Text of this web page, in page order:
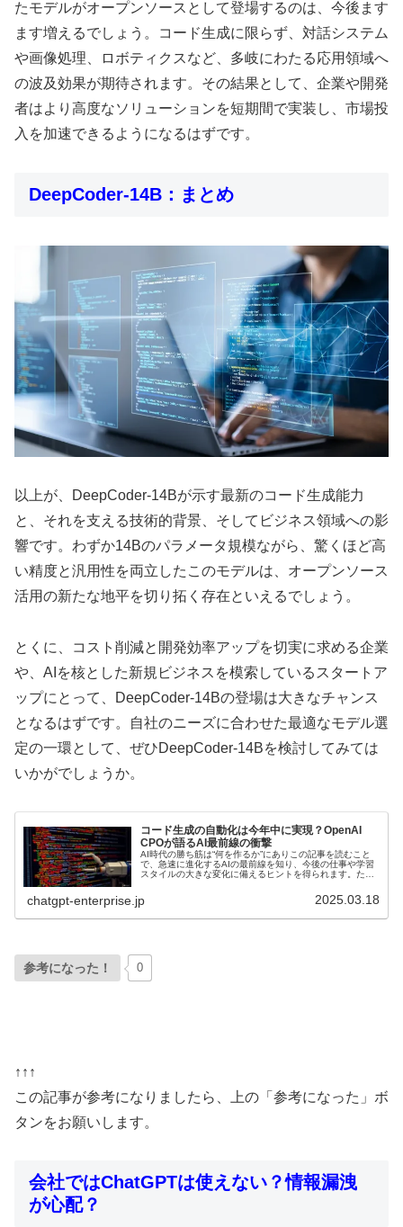
たモデルがオープンソースとして登場するのは、今後ます
ます増えるでしょう。コード生成に限らず、対話システム
や画像処理、ロボティクスなど、多岐にわたる応用領域へ
の波及効果が期待されます。その結果として、企業や開発
者はより高度なソリューションを短期間で実装し、市場投
入を加速できるようになるはずです。
DeepCoder-14B：まとめ
以上が、DeepCoder-14Bが示す最新のコード生成能力
と、それを支える技術的背景、そしてビジネス領域への影
響です。わずか14Bのパラメータ規模ながら、驚くほど高
い精度と汎用性を両立したこのモデルは、オープンソース
活用の新たな地平を切り拓く存在といえるでしょう。
とくに、コスト削減と開発効率アップを切実に求める企業
や、AIを核とした新規ビジネスを模索しているスタートア
ップにとって、DeepCoder-14Bの登場は大きなチャンス
となるはずです。自社のニーズに合わせた最適なモデル選
定の一環として、ぜひDeepCoder-14Bを検討してみては
いかがでしょうか。
コード生成の自動化は今年中に実現？OpenAI
CPOが語るAI最前線の衝撃
AI時代の勝ち筋は“何を作るか”にありこの記事を読むこと
で、急速に進化するAIの最前線を知り、今後の仕事や学習
スタイルの大きな変化に備えるヒントを得られます。たと
chatgpt-enterprise.jp 2025.03.18
参考になった！ 0
↑↑↑
この記事が参考になりましたら、上の「参考になった」ボ
タンをお願いします。
会社ではChatGPTは使えない？情報漏洩
が心配？